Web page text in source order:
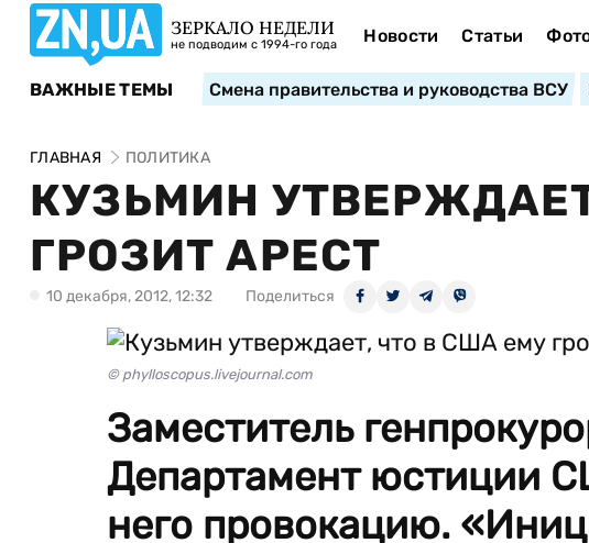
ЗЕРКАЛО НЕДЕЛИ
не подводим с 1994-го года Новости Статьи
ВАЖНЫЕ ТЕМЫ Смена правительства и руководства ВСУ
ГЛАВНАЯ ПОЛИТИКА
КУЗЬМИН
ГРОЗИТ АРЕСТ
10 декабря, 2012, 12:32 Поделиться
© phylloscopus.livejournal.com
Заместитель
Департамент юстиции
него провокацию.